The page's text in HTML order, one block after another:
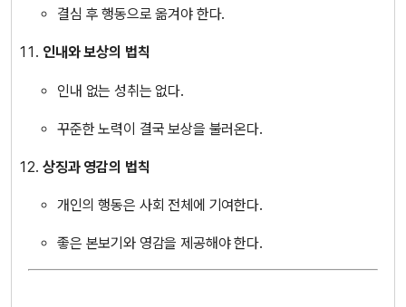
결심 후 행동으로 옮겨야 한다.
인내와 보상의 법칙
인내 없는 성취는 없다.
꾸준한 노력이 결국 보상을 불러온다.
상징과 영감의 법칙
개인의 행동은 사회 전체에 기여한다.
좋은 본보기와 영감을 제공해야 한다.